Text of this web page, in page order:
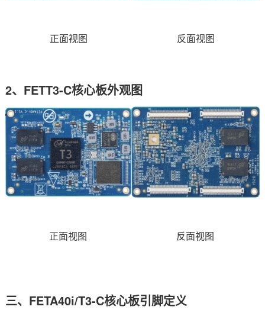
正面视图 反面视图
2、FETT3-C核心板外观图
正面视图 反面视图
三、FETA40i/T3-C核心板引脚定义